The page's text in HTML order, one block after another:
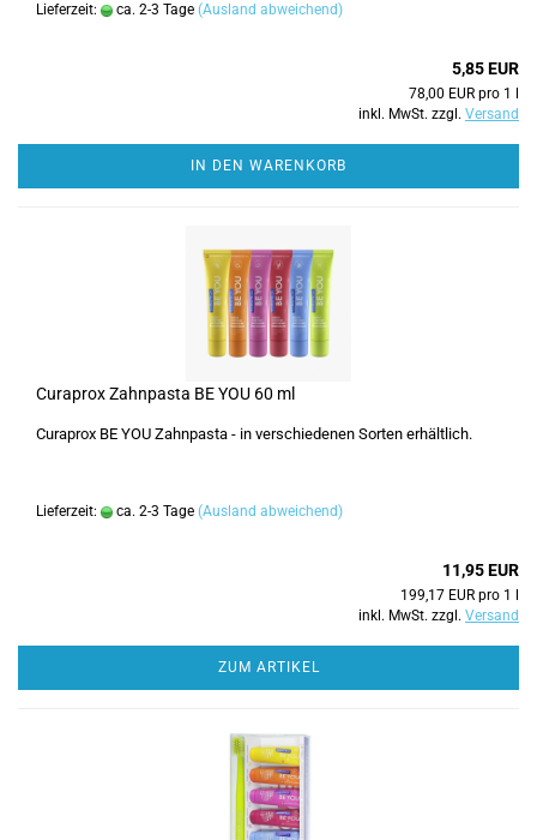
Lieferzeit: ca. 2-3 Tage (Ausland abweichend)
5,85 EUR
78,00 EUR pro 1 l
inkl. MwSt. zzgl. Versand
IN DEN WARENKORB
Curaprox Zahnpasta BE YOU 60 ml
Curaprox BE YOU Zahnpasta - in verschiedenen Sorten erhältlich.
Lieferzeit: ca. 2-3 Tage (Ausland abweichend)
11,95 EUR
199,17 EUR pro 1 l
inkl. MwSt. zzgl. Versand
ZUM ARTIKEL